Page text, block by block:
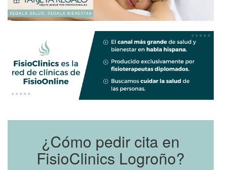
¿Cómo pedir cita en
FisioClinics Logroño?